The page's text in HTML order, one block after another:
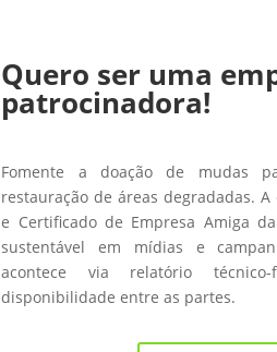
Quero ser uma
patrocinadora!
Fomente a doação de mudas
restauração de áreas degradadas.
e Certificado de Empresa Amiga
sustentável em mídias e
acontece via relatório
disponibilidade entre as partes.